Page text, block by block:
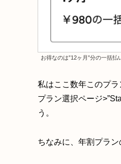
お得なのは”12ヶ月”分の一括払
私はここ数年このプ
プラン選択ページ
う。
ちなみに、年割プラ